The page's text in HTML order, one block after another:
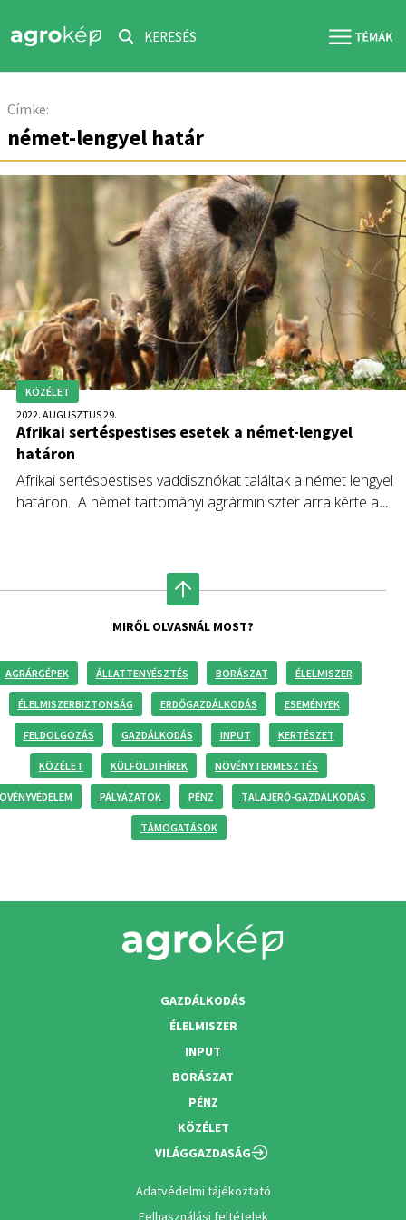
KERESÉS
Címke:
német-lengyel határ
KÖZÉLET
2022. AUGUSZTUS 29.
Afrikai sertéspestises esetek a német-lengyel
határon
Afrikai sertéspestises vaddisznókat találtak a német lengyel
határon. A német tartományi agrárminiszter arra kérte a
MIRŐL OLVASNÁL MOST?
AGRÁRGÉPEK ÁLLATTENYÉSZTÉS BORÁSZAT ÉLELMISZER
ÉLELMISZERBIZTONSÁG ERDŐGAZDÁLKODÁS ESEMÉNYEK
FELDOLGOZÁS GAZDÁLKODÁS INPUT KERTÉSZET
KÖZÉLET KÜLFÖLDI HÍREK NÖVÉNYTERMESZTÉS
PÁLYÁZATOK PÉNZ TALAJERŐ-GAZDÁLKODÁS
TÁMOGATÁSOK
GAZDÁLKODÁS
ÉLELMISZER
INPUT
BORÁSZAT
PÉNZ
KÖZÉLET
VILÁGGAZDASÁG
Adatvédelmi tájékoztató
Felhasználási feltételek